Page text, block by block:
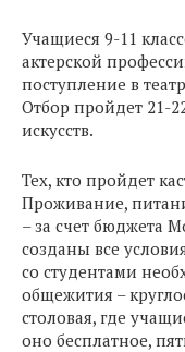
Учащиеся 9-11
актерской
поступление в
Отбор пройдет 21-
искусств.
Тех, кто пройдет
Проживание,
– за счет бюджета
созданы все
со студентами
общежития –
столовая, где
оно бесплатное,